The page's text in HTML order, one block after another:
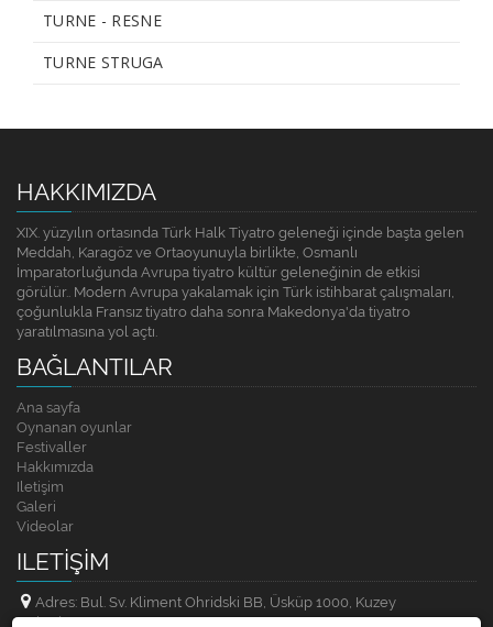
TURNE - RESNE
TURNE STRUGA
HAKKIMIZDA
XIX. yüzyılın ortasında Türk Halk Tiyatro geleneği içinde başta gelen
Meddah, Karagöz ve Ortaoyunuyla birlikte, Osmanlı
İmparatorluğunda Avrupa tiyatro kültür geleneğinin de etkisi
görülür.. Modern Avrupa yakalamak için Türk istihbarat çalışmaları,
çoğunlukla Fransız tiyatro daha sonra Makedonya'da tiyatro
yaratılmasına yol açtı.
BAĞLANTILAR
Ana sayfa
Oynanan oyunlar
Festivaller
Hakkımızda
Iletişim
Galeri
Videolar
ILETIŞIM
Adres: Bul. Sv. Kliment Ohridski BB, Üsküp 1000, Kuzey
Makedonya